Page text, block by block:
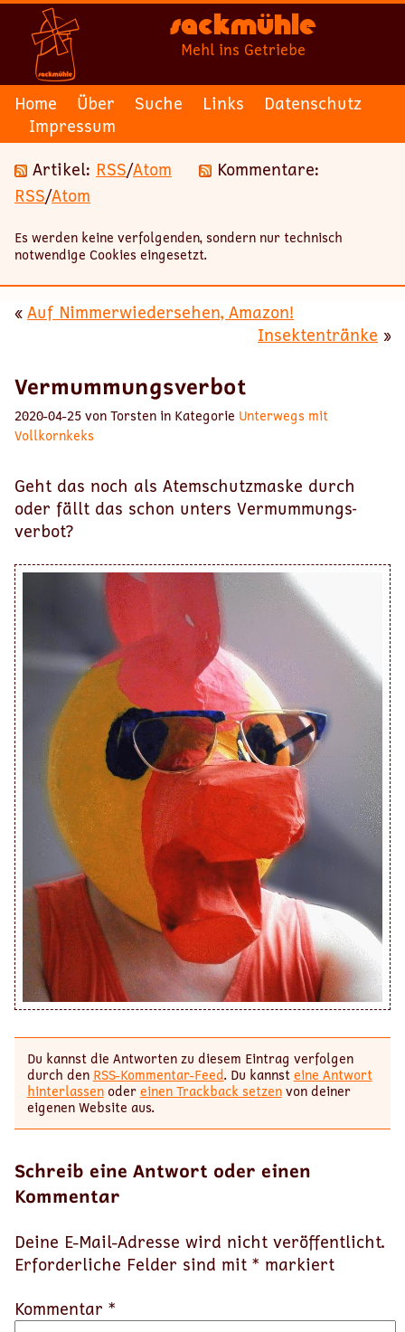
Sackmühle
Mehl ins Getriebe
Home Über Suche Links
Datenschutz
Impressum
Artikel: RSS/Atom
Kommentare:
RSS/Atom
Es werden keine verfolgenden, sondern nur technisch
notwendige Cookies eingesetzt.
«Auf Nimmerwiedersehen, Amazon!
Insektentränke »
Vermummungsverbot
2020-04-25 von Torsten in Kategorie Unterwegs mit
Vollkornkeks
Geht das noch als Atem­schutz­maske durch
oder fällt das schon unters Ver­mum­mungs­
verbot?
Du kannst die Antworten zu diesem Eintrag verfolgen
durch den RSS-Kommentar-Feed. Du kannsteine Antwort
hinterlassenodereinen Trackback setzenvon deiner
eigenen Website aus.
Schreib eine Antwort oder einen
Kommentar
Deine E-Mail-Adresse wird nicht veröffentlicht.
Erforderliche Felder sind mit * markiert
Kommentar *